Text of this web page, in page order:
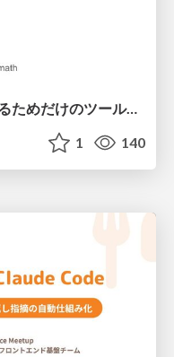
Lean は証明の正しさを確認するためだけのツールって思ってませんか？
1 140